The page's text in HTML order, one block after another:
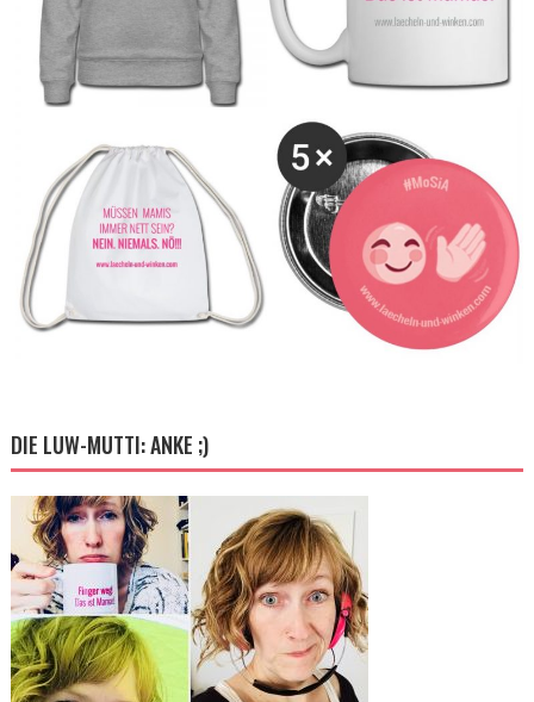
DIE LUW-MUTTI: ANKE ;)